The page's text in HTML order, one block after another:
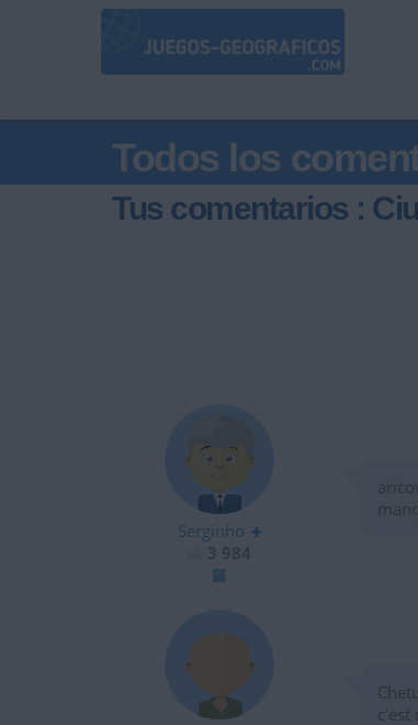
Todos los
Tus comentarios :
Serginho
c'est